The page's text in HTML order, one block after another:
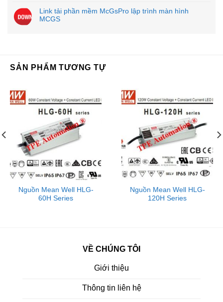
Link tải phần mềm McGsPro lập trình màn hình
MCGS
SẢN PHẨM TƯƠNG TỰ
Nguồn Mean Well HLG-
60H Series
Nguồn Mean Well HLG-
120H Series
VỀ CHÚNG TÔI
Giới thiệu
Thông tin liên hệ